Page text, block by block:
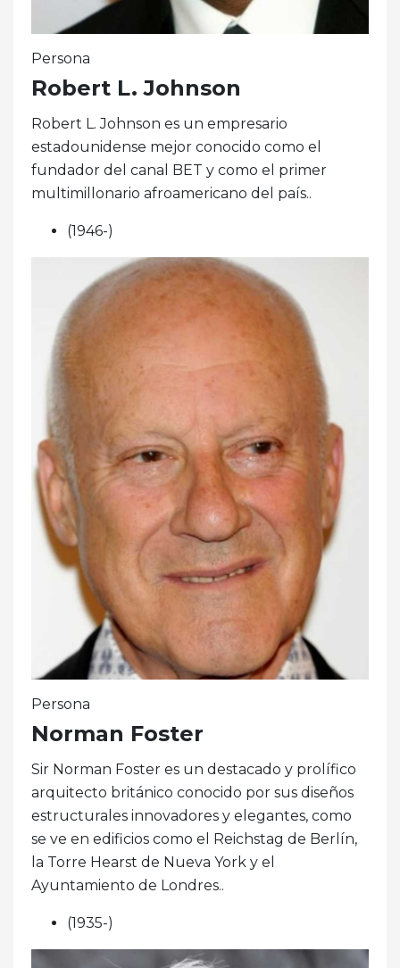
Persona
Robert L. Johnson
Robert L. Johnson es un empresario
estadounidense mejor conocido como el
fundador del canal BET y como el primer
multimillonario afroamericano del país..
(1946-)
Persona
Norman Foster
Sir Norman Foster es un destacado y prolífico
arquitecto británico conocido por sus diseños
estructurales innovadores y elegantes, como
se ve en edificios como el Reichstag de Berlín,
la Torre Hearst de Nueva York y el
Ayuntamiento de Londres..
(1935-)